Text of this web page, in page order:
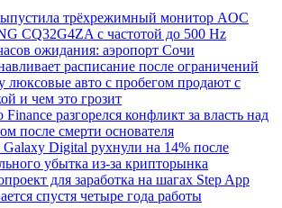
трёхрежимный монитор AOC
CQ32G4ZA с частотой до 500 Hz
ожидания: аэропорт Сочи
расписание после ограничений
люксовые авто с пробегом продают с
и чем это грозит
разгорелся конфликт за власть над
после смерти основателя
Digital рухнули на 14% после
убытка из-за крипторынка
для заработка на шагах Step App
спустя четыре года работы